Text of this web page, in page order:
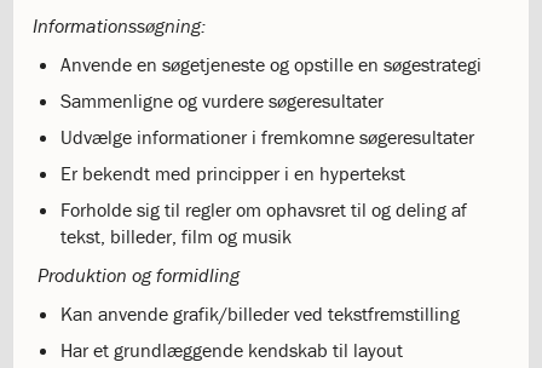
andetsprog
2.7:
Bibliotek
og
Computer
2.9:
Terminsprøver
2.11:
Afgangseksamen
2.12:
Karaktergennemsnit
2.13:
Karakterskala
Hvor
går
eleverne
Informationssøgning:
Anvende en søgetjeneste og opstille en søgestrategi
Sammenligne og vurdere søgeresultater
Udvælge informationer i fremkomne søgeresultater
Er bekendt med principper i en hypertekst
Forholde sig til regler om ophavsret til og deling af
tekst, billeder, film og musik
Produktion og formidling
Kan anvende grafik/billeder ved tekstfremstilling
Har et grundlæggende kendskab til layout